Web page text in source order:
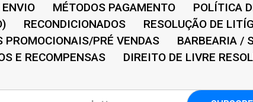
MÉTODOS PAGAMENTO
POLÍTICA
RECONDICIONADOS RESOLUÇÃO DE
PROMOCIONAIS/PRÉ VENDAS BARBEARIA /
E RECOMPENSAS
DIREITO DE LIVRE